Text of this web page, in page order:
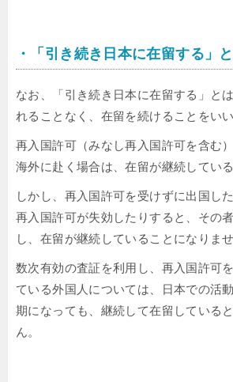
・「引き続き日本に在留する」
なお、「引き続き日本に在留する」と
れることなく、在留を続けることをいい
再入国許可（みなし再入国許可を含む
海外に赴く場合は、在留が継続してい
しかし、再入国許可を受けずに出国し
再入国許可が失効したりすると、その
し、在留が継続していることになりませ
数次有効の査証を利用し、再入国許可
ている外国人については、日本での活
期になっても、継続して在留している
ん。